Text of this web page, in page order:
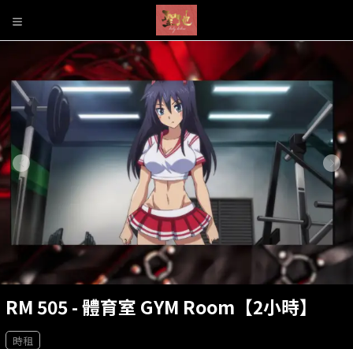
RM 505 - 體育室 GYM Room【2小時】
時租